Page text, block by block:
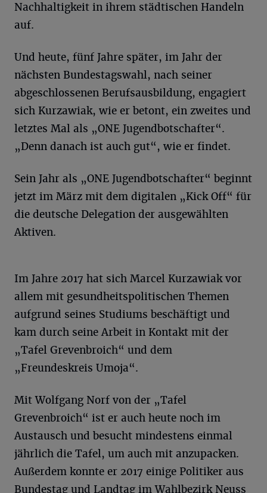
Nachhaltigkeit in ihrem städtischen Handeln
auf.
Und heute, fünf Jahre später, im Jahr der
nächsten Bundestagswahl, nach seiner
abgeschlossenen Berufsausbildung, engagiert
sich Kurzawiak, wie er betont, ein zweites und
letztes Mal als „ONE Jugendbotschafter“.
„Denn danach ist auch gut“, wie er findet.
Sein Jahr als „ONE Jugendbotschafter“ beginnt
jetzt im März mit dem digitalen „Kick Off“ für
die deutsche Delegation der ausgewählten
Aktiven.
Im Jahre 2017 hat sich Marcel Kurzawiak vor
allem mit gesundheitspolitischen Themen
aufgrund seines Studiums beschäftigt und
kam durch seine Arbeit in Kontakt mit der
„Tafel Grevenbroich“ und dem
„Freundeskreis Umoja“.
Mit Wolfgang Norf von der „Tafel
Grevenbroich“ ist er auch heute noch im
Austausch und besucht mindestens einmal
jährlich die Tafel, um auch mit anzupacken.
Außerdem konnte er 2017 einige Politiker aus
Bundestag und Landtag im Wahlbezirk Neuss